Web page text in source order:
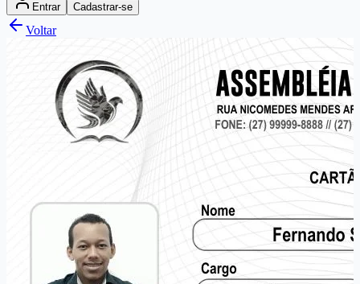
Entrar Cadastrar-se
Voltar